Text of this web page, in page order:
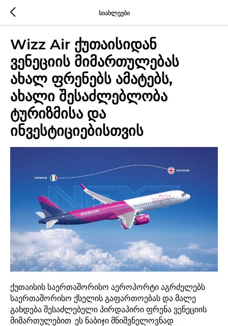
სიახლეები
Wizz Air ქუთაისიდან
ვენეციის მიმართულებას
ახალ ფრენებს ამატებს,
ახალი შესაძლებლობა
ტურიზმისა და
ინვესტიციებისთვის
ქუთაისის საერთაშორისო აეროპორტი აგრძელებს
საერთაშორისო ქსელის გაფართოებას და მალე
გახდება შესაძლებელი პირდაპირი ფრენა ვენეციის
მიმართულებით. ეს ნაბიჯი მნიშვნელოვნად